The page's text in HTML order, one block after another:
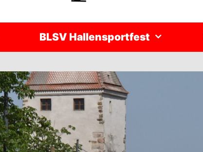
BLSV Hallensportfest